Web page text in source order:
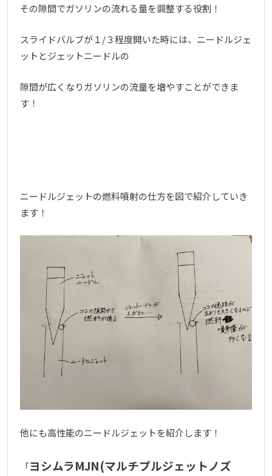
その隙間でガソリンの流れる量を調整する役割！
スライドバルブが１/３程度開いた時には、ニードルジェ
ットとジェットニードルの
隙間が広くなりガソリンの流量を増やすことができま
す！
ニードルジェットの燃料噴射の仕方を図で紹介していき
ます！
他にも高性能のニードルジェットを紹介します！
「ヨシムラMJN(マルチプルジェットノズ